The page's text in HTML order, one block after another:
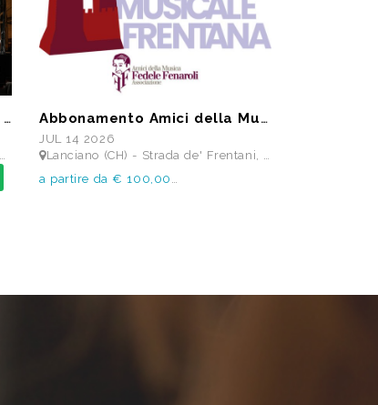
ORCHESTRA DELL’ACCADEMIA TEATRO ALLA SCALA di Milano Abbonamento Amici della Musica Fedele Fenaroli 17 Concerti dal 14/07 al13/12 2026
JUL 14 2026
Lanciano (CH) - Strada de' Frentani, 6 - TEATRO COMUNALE FEDELE FENAROLI
a partire da € 100,00